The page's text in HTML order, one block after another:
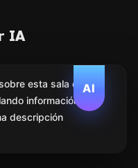
IA
AI
esta sala de
información
descripción